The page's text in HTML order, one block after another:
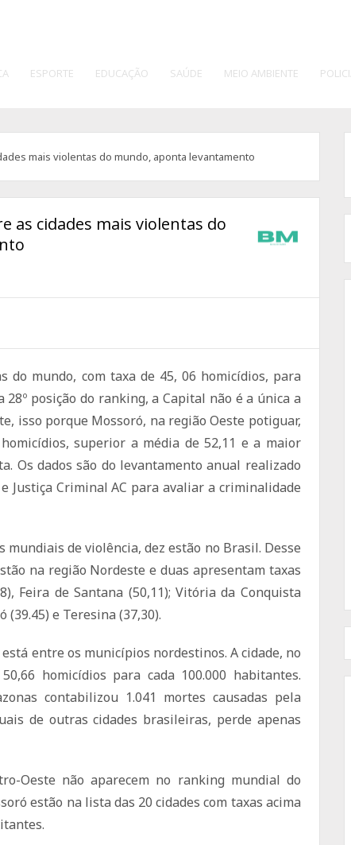
ESPORTE EDUCAÇÃO SAÚDE MEIO AMBIENTE
mais violentas do mundo, aponta levantamento
as cidades mais violentas do
mundo, com taxa de 45, 06 homicídios, para
28º posição do ranking, a Capital não é a única a
isso porque Mossoró, na região Oeste potiguar,
superior a média de 52,11 e a maior
Os dados são do levantamento anual realizado
Justiça Criminal AC para avaliar a criminalidade
mundiais de violência, dez estão no Brasil. Desse
na região Nordeste e duas apresentam taxas
Feira de Santana (50,11); Vitória da Conquista
(39.45) e Teresina (37,30).
entre os municípios nordestinos. A cidade, no
homicídios para cada 100.000 habitantes.
contabilizou 1.041 mortes causadas pela
de outras cidades brasileiras, perde apenas
Oeste não aparecem no ranking mundial do
estão na lista das 20 cidades com taxas acima